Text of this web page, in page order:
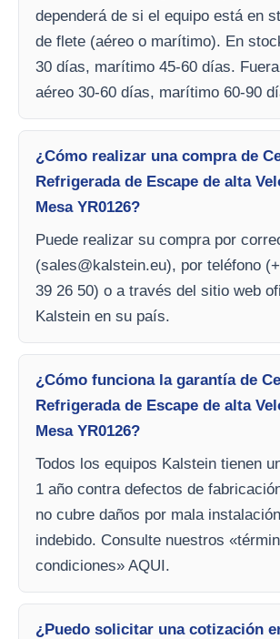
dependerá de si el equipo está en
de flete (aéreo o marítimo). En
30 días, marítimo 45-60 días.
aéreo 30-60 días, marítimo 60-90
¿Cómo realizar una compra de
Refrigerada de Escape de alta
Mesa YR0126?
Puede realizar su compra por
(sales@kalstein.eu), por teléfono
39 26 50) o a través del sitio web
Kalstein en su país.
¿Cómo funciona la garantía de
Refrigerada de Escape de alta
Mesa YR0126?
Todos los equipos Kalstein tienen
1 año contra defectos de
no cubre daños por mala
indebido. Consulte nuestros
condiciones» AQUI.
¿Puedo solicitar una cotización